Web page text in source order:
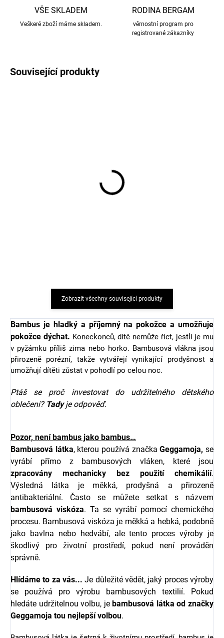
VŠE SKLADEM
Veškeré zboží máme skladem.
RODINA BERGAM
věrnostní program pro
registrované zákazníky
Související produkty
Zobrazit všechny související produkty
Bambus je hladký a příjemný na pokožce a umožňuje
pokožce dýchat. Koneckonců, dítě nemůže říct, jestli je mu
v pyžámku příliš zima nebo horko. Bambusová vlákna jsou
přirozeně porézní, takže vytvářejí vynikající prodyšnost a
umožňují dítěti zůstat v pohodlí po celou noc.
Ptáš se proč investovat do udržitelného dětského
oblečení? Tadyje odpověď.
Pozor, není bambus jako bambus…
Bambusová látka, kterou používá značkaGeggamoja, se
vyrábí přímo z bambusových vláken, které jsou
zpracovány mechanicky bez použití chemikálií.
Výsledná látka je měkká, prodyšná a přirozeně
antibakteriální. Často se můžete setkat s názvem
bambusová viskóza. Ta se vyrábí pomocí chemického
procesu. Bambusová viskóza je měkká a hebká, podobně
jako bavlna nebo hedvábí, ale tento proces výroby je
škodlivý pro životní prostředí, pokud není prováděn
správně.
Hlídáme to za vás... Je důležité vědět, jaký proces výroby
se používá pro výrobu bambusových textilií. Pokud
hledáte udržitelnou volbu, jebambusová látka od značky
Geggamoja tou nejlepší volbou.